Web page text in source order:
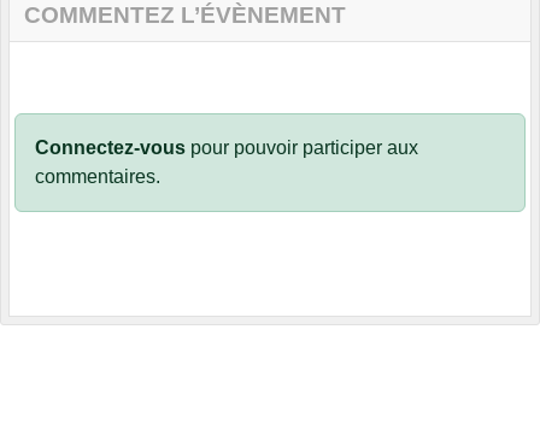
COMMENTEZ L’ÉVÈNEMENT
Connectez-vous pour pouvoir participer aux
commentaires.